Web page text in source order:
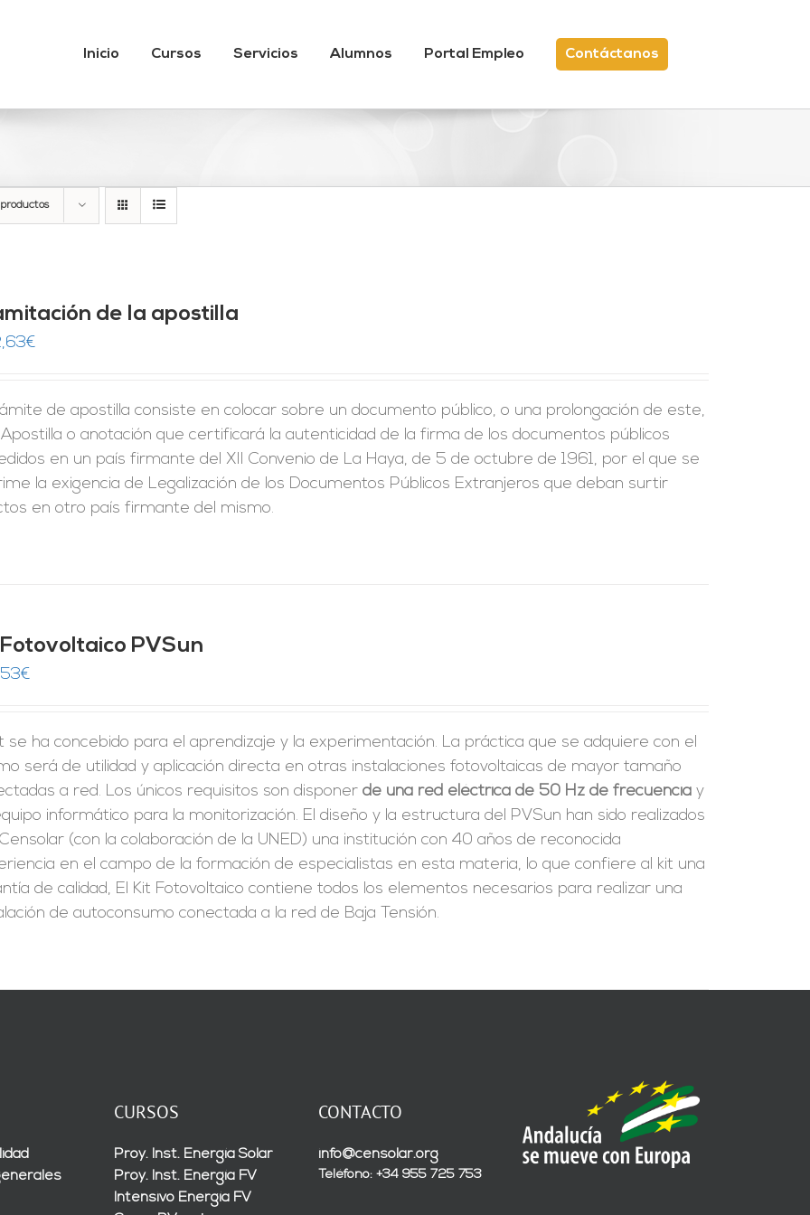
Inicio Cursos Servicios Alumnos Portal Empleo Contáctanos
de la apostilla
€
de apostilla consiste en colocar sobre un documento público, o una prolongación de este,
o anotación que certificará la autenticidad de la firma de los documentos públicos
en un país firmante del XII Convenio de La Haya, de 5 de octubre de 1961, por el que se
la exigencia de Legalización de los Documentos Públicos Extranjeros que deban surtir
en otro país firmante del mismo.
PVSun
€
se ha concebido para el aprendizaje y la experimentación. La práctica que se adquiere con el
será de utilidad y aplicación directa en otras instalaciones fotovoltaicas de mayor tamaño
a red. Los únicos requisitos son disponerde una red eléctrica de 50 Hz de frecuencia y
informático para la monitorización. El diseño y la estructura del PVSun han sido realizados
(con la colaboración de la UNED) una institución con 40 años de reconocida
en el campo de la formación de especialistas en esta materia, lo que confiere al kit una
de calidad, El Kit Fotovoltaico contiene todos los elementos necesarios para realizar una
de autoconsumo conectada a la red de Baja Tensión.
CURSOS
Proy. Inst. Energía Solar
Proy. Inst. Energía FV
Intensivo Energía FV
CONTACTO
info@censolar.org
Teléfono: +34 955 725 753